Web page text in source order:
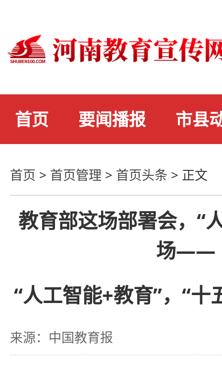
首页 要闻播报 市县
首页 > 首页管理 > 首页头条 > 正文
教育部这场部署会，“
场——
“人工智能+教育”，“十
来源：中国教育报